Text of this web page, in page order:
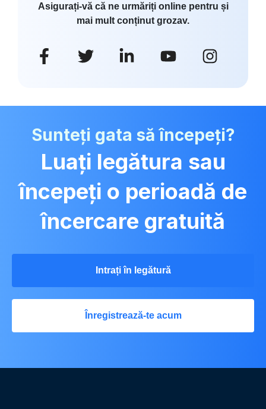
Asigurați-vă că ne urmăriți online pentru și
mai mult conținut grozav.
Sunteți gata să începeți?
Luați legătura sau
începeți o perioadă de
încercare gratuită
Intrați în legătură
Înregistrează-te acum